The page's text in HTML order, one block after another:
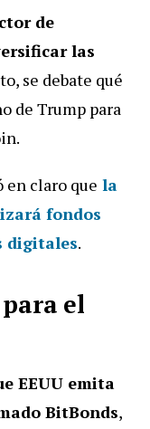
de
las
se debate qué
de Trump para
en claro que la
fondos
digitales.
el
EEUU emita
BitBonds,